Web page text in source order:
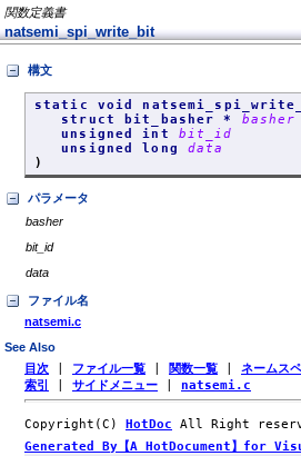
関数定義書
natsemi_spi_write_bit
構文
static void
struct bit_basher * basher
unsigned int bit_id
unsigned long data
)
パラメータ
basher
bit_id
data
ファイル名
natsemi.c
See Also
目次 ファイル一覧 関数一覧 ネームス
索引
サイドメニュー natsemi.c
Copyright(C) HotDoc All Right
Generated By【A HotDocument】for